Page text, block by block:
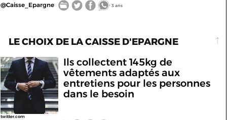
@Caisse_Epargne 3 ans
LE CHOIX DE LA CAISSE D'EPARGNE
twitter.com
Ils collectent 145kg de
vêtements adaptés aux
entretiens pour les personnes
dans le besoin